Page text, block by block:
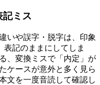
記ミス
いや誤字・脱字は、印象
表記のままにしてしま
、変換ミスで「内定」が
ケースが意外と多く見ら
文を一度音読して確認し